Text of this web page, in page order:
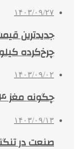
۱۴۰۳/۰۹/۲۷
جدیدترین
چرخ‌کرده
۱۴۰۳/۰۹/۰۲
چگونه مغز ۴ سال جوان‌تر می‌شود؟
۱۴۰۳/۰۹/۱۳